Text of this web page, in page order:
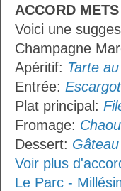
ACCORD
Voici une
Champagne
Apéritif: Tarte
Entrée:
Plat principal:
Fromage:
Dessert:
Voir plus
Le Parc -